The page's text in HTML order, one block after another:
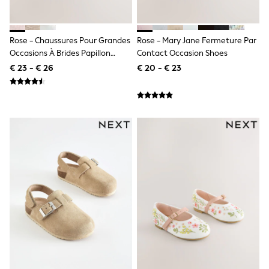
Havaianas
Pour Moi
Rayban
Skechers
GIRLS
Trending: Top & Short Sets
Trending: Clogs
THE SET
50 - 92cm
98 - 110cm
116 - 134cm
140 - 174cm
All Clothing
T-Shirts
Dresses
Shorts & Skirts
Rose - Chaussures Pour Grandes
Occasions À Brides Papillon
Pailletées
€ 23 - € 26
Rose - Mary Jane Fermeture Par
Contact Occasion Shoes
€ 20 - € 23